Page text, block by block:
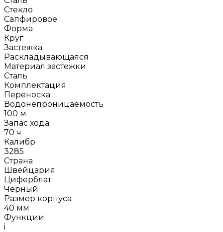
Стекло
Сапфировое
Форма
Круг
Застежка
Раскладывающаяся
Материал застежки
Сталь
Комплектация
Переноска
Водонепроницаемость
100 м
Запас хода
70 ч
Калибр
3285
Страна
Швейцария
Циферблат
Черный
Размер корпуса
40 мм
Функции
i